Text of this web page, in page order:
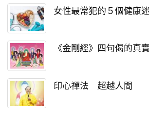
女性最常犯的５個健康
《金剛經》四句偈的真
印心禪法 超越人間